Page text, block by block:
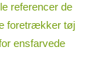
referencer de
foretrækker tøj
ensfarvede